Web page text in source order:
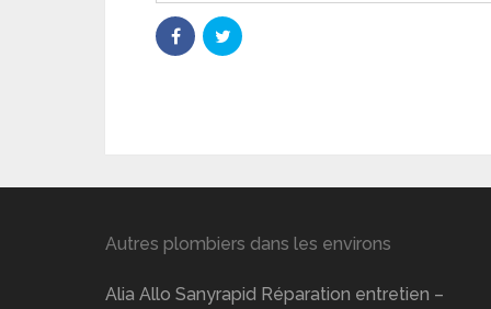
Autres plombiers dans les environs
Alia Allo Sanyrapid Réparation entretien –